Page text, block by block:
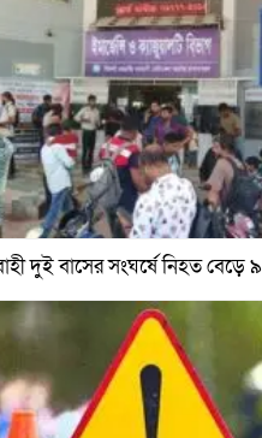
দুই বাসের সংঘর্ষে নিহত বেড়ে ৯